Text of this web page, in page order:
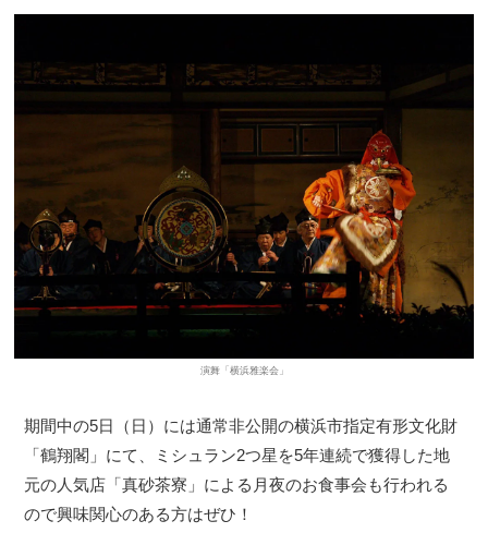
演舞「横浜雅楽会」
期間中の5日（日）には通常非公開の横浜市指定有形文化財
「鶴翔閣」にて、ミシュラン2つ星を5年連続で獲得した地
元の人気店「真砂茶寮」による月夜のお食事会も行われる
ので興味関心のある方はぜひ！